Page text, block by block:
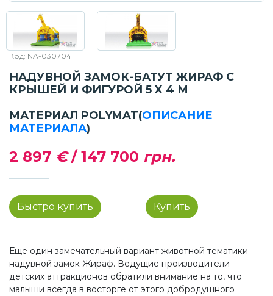
Код: NA-030704
НАДУВНОЙ ЗАМОК-БАТУТ ЖИРАФ С
КРЫШЕЙ И ФИГУРОЙ 5 X 4 М
МАТЕРИАЛ POLYMAT(ОПИСАНИЕ
МАТЕРИАЛА)
2 897 €/ 147 700 грн.
Быстро купить Купить
Еще один замечательный вариант животной тематики –
надувной замок Жираф. Ведущие производители
детских аттракционов обратили внимание на то, что
малыши всегда в восторге от этого добродушного